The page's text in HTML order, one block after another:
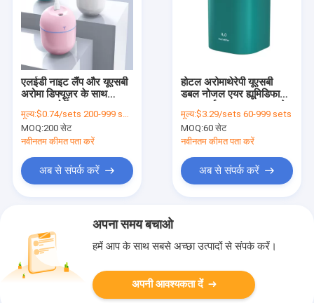
एलईडी नाइट लैंप और यूएसबी
अरोमा डिफ्यूज़र के साथ
अल्ट्रासोनिक एयर
ह्यूमिडिफायर
मूल्य:$0.74/sets 200-999 sets
MOQ:200 सेट
नवीनतम कीमत पता करें
अब से संपर्क करें
होटल अरोमाथेरेपी यूएसबी
डबल नोजल एयर ह्यूमिडिफायर
के लिए
मूल्य:$3.29/sets 60-999 sets
MOQ:60 सेट
नवीनतम कीमत पता करें
अब से संपर्क करें
अपना समय बचाओ
हमें आप के साथ सबसे अच्छा उत्पादों से संपर्क करें।
अपनी आवश्यकता दें